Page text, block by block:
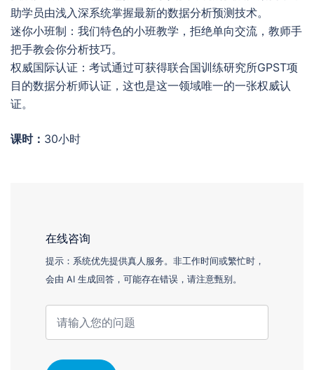
助学员由浅入深系统掌握最新的数据分析预测技术。
迷你小班制：我们特色的小班教学，拒绝单向交流，教师手
把手教会你分析技巧。
权威国际认证：考试通过可获得联合国训练研究所GPST项
目的数据分析师认证，这也是这一领域唯一的一张权威认
证。
课时： 30小时
在线咨询
提示：系统优先提供真人服务。非工作时间或繁忙时，
会由 AI 生成回答，可能存在错误，请注意甄别。